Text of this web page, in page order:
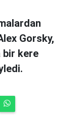
Gorsky,
bir kere